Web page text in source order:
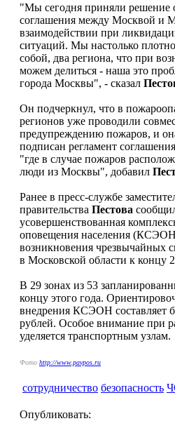
"Мы сегодня приняли решение
соглашения между Москвой и
взаимодействии при
ситуаций. Мы настолько
собой, два региона, что при
можем делиться - наша это
города Москвы", - сказал
Он подчеркнул, что в
регионов уже проводили
предупреждению пожаров, и
подписан регламент
"где в случае пожаров
люди из Москвы", добавил
Ранее в пресс-службе
правительства Пестова
усовершенствованная
оповещения населения
возникновения чрезвычайных
в Московской области к концу
В 29 зонах из 53
концу этого года.
внедрения КСЭОН составляет
рублей. Особое внимание при
уделяется транспортным узлам.
Фото http://www.pavpos.ru
сотрудничество безопасность
Опубликовать: